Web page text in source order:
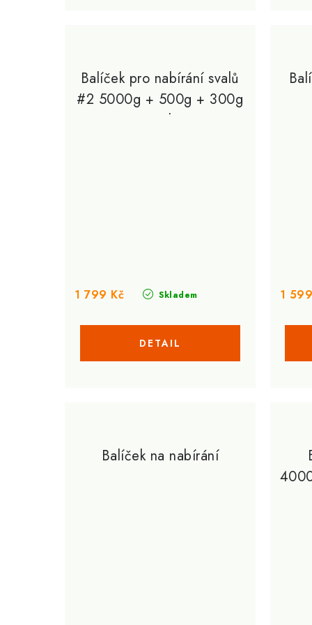
Balíček pro nabírání svalů
#2 5000g + 500g + 300g
+ 120kps
Skladem
1 799 Kč 1
Balíček na nabírání